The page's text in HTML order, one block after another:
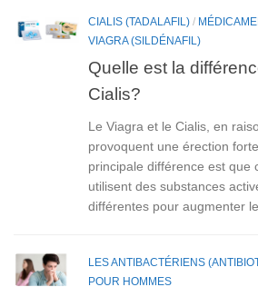
CIALIS (TADALAFIL) /
VIAGRA (SILDÉNAFIL)
Quelle est la
Cialis?
Le Viagra et le Cialis, en
provoquent une érection
principale différence est que
utilisent des substances
différentes pour augmenter le
LES ANTIBACTÉRIENS
POUR HOMMES